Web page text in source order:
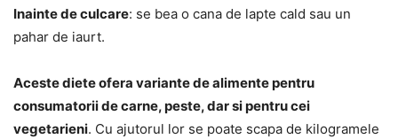
Inainte de culcare: se bea o cana de lapte cald sau un
pahar de iaurt.
Aceste diete ofera variante de alimente pentru
consumatorii de carne, peste, dar si pentru cei
vegetarieni. Cu ajutorul lor se poate scapa de kilogramele